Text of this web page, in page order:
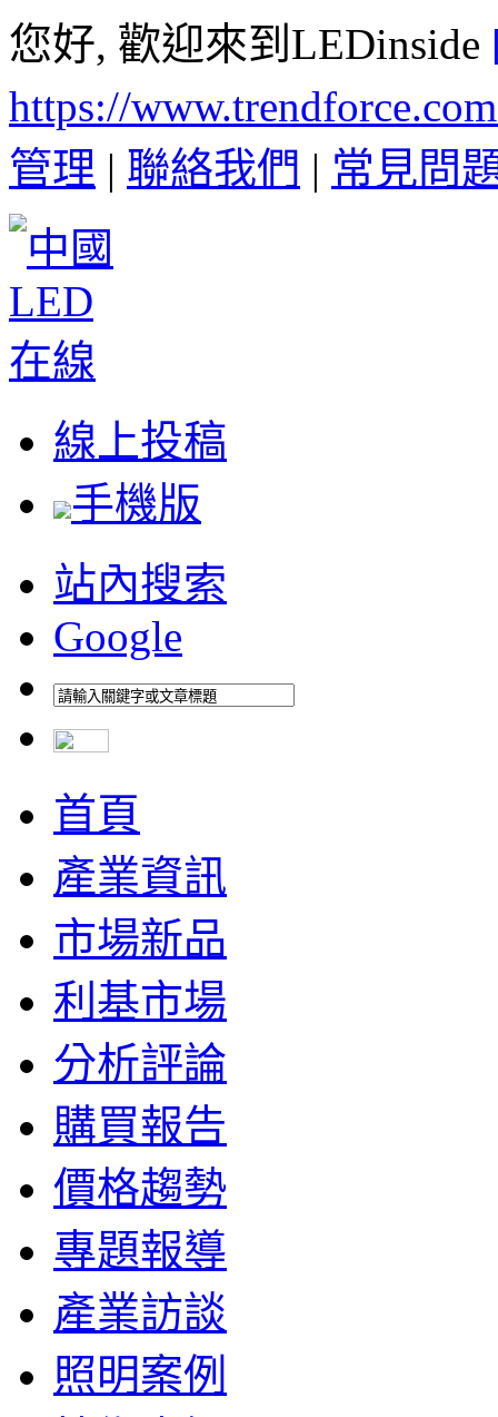
您好, 歡迎來到LEDinside
https://
管理 | 聯絡我們 | 常見問
線上投稿
手機版
站內搜索
Google
首頁
產業資訊
市場新品
利基市場
分析評論
購買報告
價格趨勢
專題報導
產業訪談
照明案例